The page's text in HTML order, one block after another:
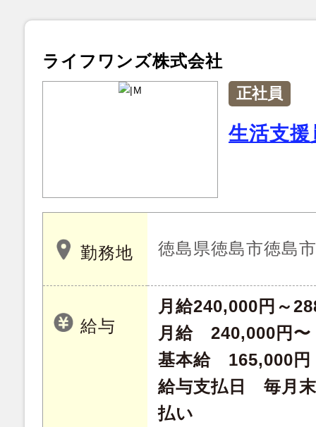
ライフワンズ株式会社
正社員
生活支援
勤務地 徳島県徳島市徳島市
給与
月給240,000円～
月給 240,000円〜
基本給 165,000円
給与支払日 毎月
払い